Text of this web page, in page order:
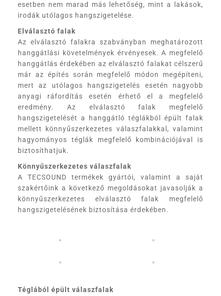
esetben nem marad más lehetőség, mint a lakások,
irodák utólagos hangszigetelése.
Elválasztó falak
Az elválasztó falakra szabványban meghatározott
hanggátlási követelmények érvényesek. A megfelelő
hanggátlás érdekében az elválasztó falakat célszerű
már az építés során megfelelő módon megépíteni,
mert az utólagos hangszigetelés esetén nagyobb
anyagi ráfordítás esetén érhető el a megfelelő
eredmény. Az elválasztó falak megfelelő
hangszigetelését a hanggátló téglákból épült falak
mellett könnyűszerkezetes válaszfalakkal, valamint
hagyományos téglák megfelelő kombinációjával is
biztosíthatjuk.
Könnyűszerkezetes válaszfalak
A TECSOUND termékek gyártói, valamint a saját
szakértőink a következő megoldásokat javasolják a
könnyűszerkezetes elválasztó falak megfelelő
hangszigetelésének biztosítása érdekében.
Téglából épült válaszfalak